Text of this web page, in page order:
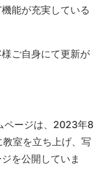
能が充実している
ご自身にて更新が
ページは、2023年8
室を立ち上げ、写
を公開していま